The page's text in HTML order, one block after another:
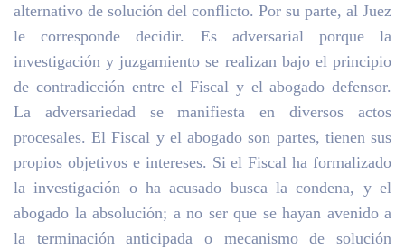
alternativo de solución del conflicto. Por su parte, al Juez
le corresponde decidir. Es adversarial porque la
investigación y juzgamiento se realizan bajo el principio
de contradicción entre el Fiscal y el abogado defensor.
La adversariedad se manifiesta en diversos actos
procesales. El Fiscal y el abogado son partes, tienen sus
propios objetivos e intereses. Si el Fiscal ha formalizado
la investigación o ha acusado busca la condena, y el
abogado la absolución; a no ser que se hayan avenido a
la terminación anticipada o mecanismo de solución